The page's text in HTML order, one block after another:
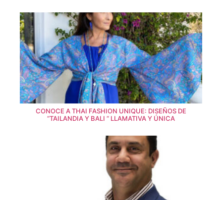
CONOCE A THAI FASHION UNIQUE: DISEÑOS DE
“TAILANDIA Y BALI “ LLAMATIVA Y ÚNICA